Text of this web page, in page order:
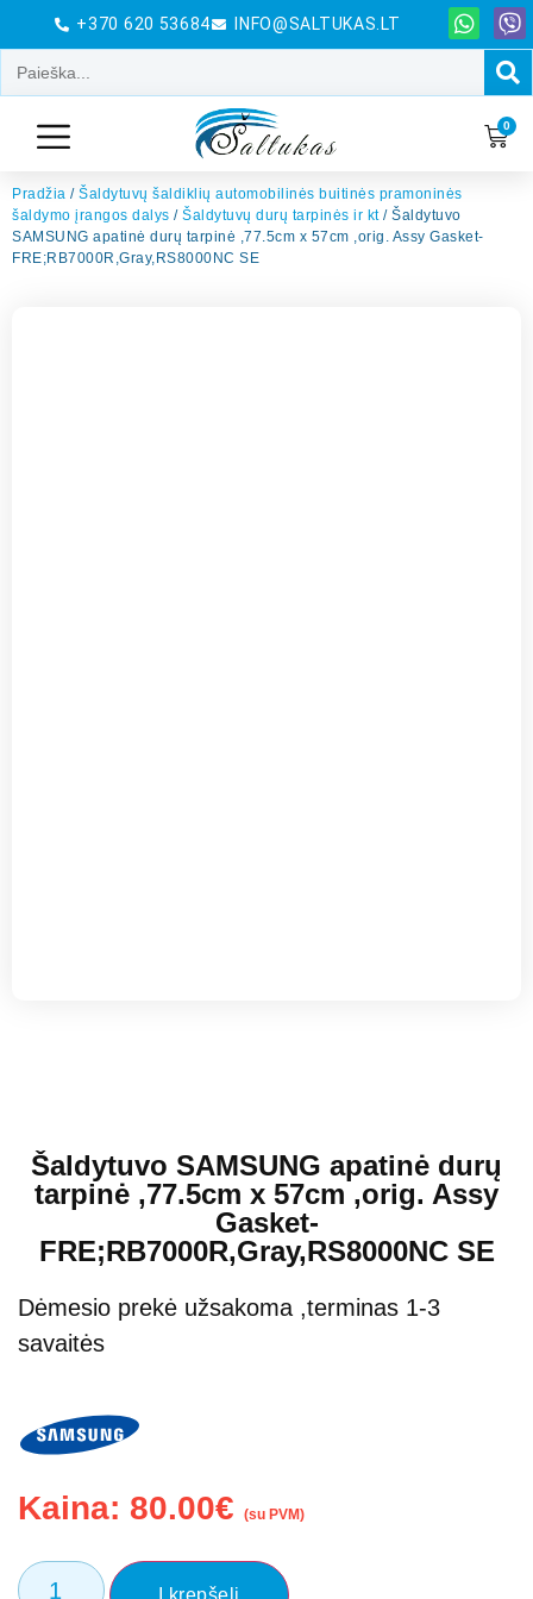
+370 620 53684 INFO@SALTUKAS.LT
0
Pradžia / Šaldytuvų šaldiklių automobilinės buitinės pramoninės
šaldymo įrangos dalys / Šaldytuvų durų tarpinės ir kt/ Šaldytuvo
SAMSUNG apatinė durų tarpinė ,77.5cm x 57cm ,orig. Assy Gasket-
FRE;RB7000R,Gray,RS8000NC SE
Šaldytuvo SAMSUNG apatinė durų
tarpinė ,77.5cm x 57cm ,orig. Assy
Gasket-
FRE;RB7000R,Gray,RS8000NC SE
Dėmesio prekė užsakoma ,terminas 1-3
savaitės
Kaina: 80.00€ (su PVM)